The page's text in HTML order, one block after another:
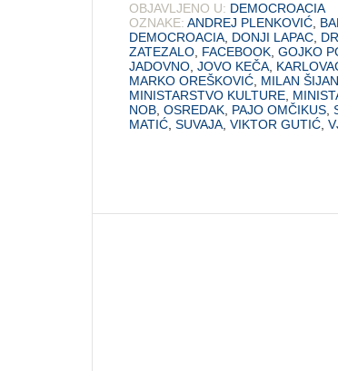
OBJAVLJENO U: DEMOCROACIA
OZNAKE: ANDREJ PLENKOVIĆ,
DEMOCROACIA, DONJI LAPAC,
ZATEZALO, FACEBOOK, GOJKO
JADOVNO, JOVO KEČA,
MARKO OREŠKOVIĆ, MILAN ŠIJAN
MINISTARSTVO KULTURE,
NOB, OSREDAK, PAJO OMČIKUS,
MATIĆ, SUVAJA, VIKTOR GUTIĆ,